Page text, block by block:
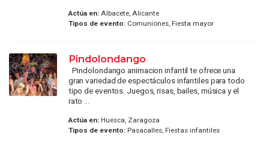
Actúa en:Albacete, Alicante
Tipos de evento:Comuniones, Fiesta mayor
Pindolondango
Pindolondango animacion infantil te ofrece una
gran variedad de espectáculos infantiles para todo
tipo de eventos. Juegos, risas, bailes, música y el
rato ...
Actúa en:Huesca, Zaragoza
Tipos de evento:Pasacalles, Fiestas infantiles